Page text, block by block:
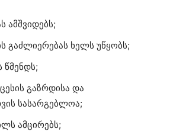
ამშვიდებს;
გაძლიერებას ხელს უწყობს;
წმენდს;
გაზრდისა და
სასარგებლოა;
ამცირებს;